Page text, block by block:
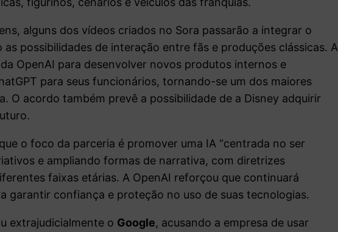
alguns dos vídeos criados no Sora passarão a integrar o
as possibilidades de interação entre fãs e produções clássicas. A
OpenAI para desenvolver novos produtos internos e
para seus funcionários, tornando-se um dos maiores
O acordo também prevê a possibilidade de a Disney adquirir
o foco da parceria é promover uma IA “centrada no ser
e ampliando formas de narrativa, com diretrizes
faixas etárias. A OpenAI reforçou que continuará
garantir confiança e proteção no uso de suas tecnologias.
extrajudicialmente o Google, acusando a empresa de usar